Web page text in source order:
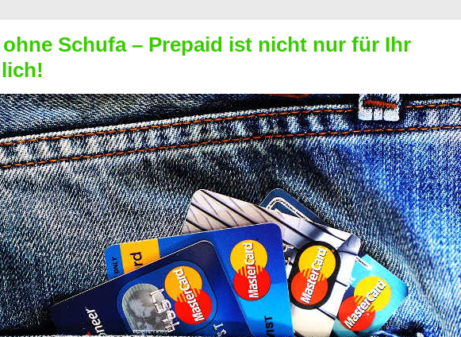
Schufa – Prepaid ist nicht nur für Ihr